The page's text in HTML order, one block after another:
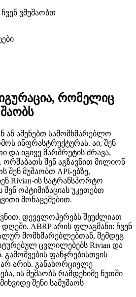
ვმუშაობთ
რომელიც
ან აშენებთ სამომხმარებლო
ინფრასტრუქტურას. აი, შენ
და იგივე მარშრუტის ძრავა,
ორშაბათს შენ აგზავნით მილიონ
შენ მუშაობთ API-ებზე,
Rivian-ის სატრანსპორტო
შენ ოპტიმიზაციას უკეთებთ
მონაცემებით.
დეველოპერებს შეუძლიათ
დღეში. ABRP არის ფლაგმანი: ჩვენ
მომხმარებლებთან, შემდეგ
ცვლილებებს Rivian და
ფანჯრებისთვის
არის. განახორციელე
ის მუშაობს რამდენიმე წუთში
შენი სამუშაოს